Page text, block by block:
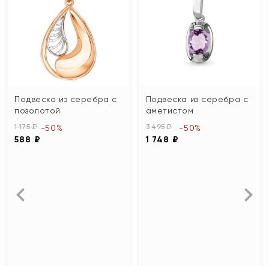
Подвеска из серебра с
позолотой
1 175 ₽
588 ₽
-50%
Подвеска из серебра с
аметистом
3 495 ₽
1 748 ₽
-50%